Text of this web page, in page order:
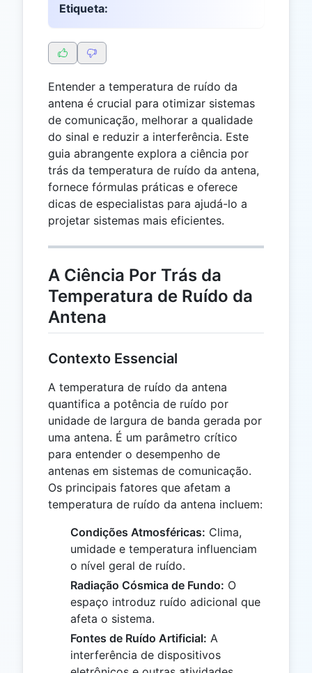
Etiqueta:
Entender a temperatura de ruído da
antena é crucial para otimizar sistemas
de comunicação, melhorar a qualidade
do sinal e reduzir a interferência. Este
guia abrangente explora a ciência por
trás da temperatura de ruído da antena,
fornece fórmulas práticas e oferece
dicas de especialistas para ajudá-lo a
projetar sistemas mais eficientes.
A Ciência Por Trás da
Temperatura de Ruído da
Antena
Contexto Essencial
A temperatura de ruído da antena
quantifica a potência de ruído por
unidade de largura de banda gerada por
uma antena. É um parâmetro crítico
para entender o desempenho de
antenas em sistemas de comunicação.
Os principais fatores que afetam a
temperatura de ruído da antena incluem:
Condições Atmosféricas: Clima,
umidade e temperatura influenciam
o nível geral de ruído.
Radiação Cósmica de Fundo: O
espaço introduz ruído adicional que
afeta o sistema.
Fontes de Ruído Artificial: A
interferência de dispositivos